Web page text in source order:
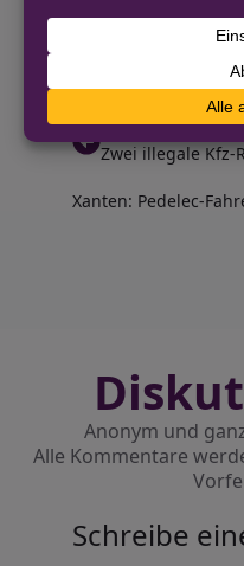
https://
VORHERIGER
Zwei illegale Kfz-
Xanten: Pedelec-
Anonym und
Alle Kommentare
Schreibe